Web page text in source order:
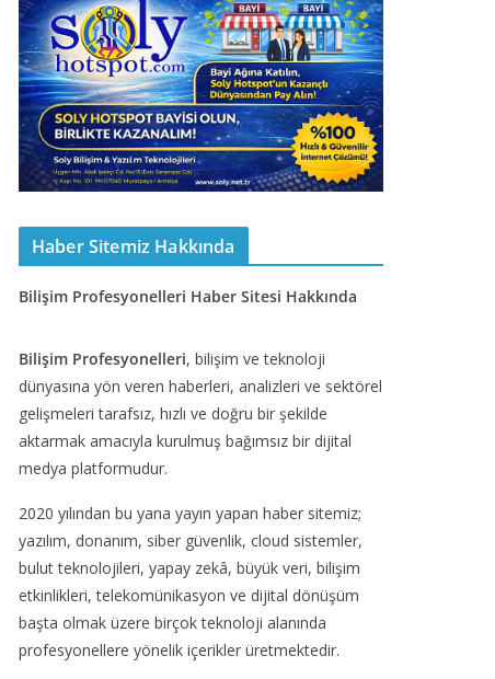
Haber Sitemiz Hakkında
Bilişim Profesyonelleri Haber Sitesi Hakkında
Bilişim Profesyonelleri, bilişim ve teknoloji
dünyasına yön veren haberleri, analizleri ve sektörel
gelişmeleri tarafsız, hızlı ve doğru bir şekilde
aktarmak amacıyla kurulmuş bağımsız bir dijital
medya platformudur.
2020 yılından bu yana yayın yapan haber sitemiz;
yazılım, donanım, siber güvenlik, cloud sistemler,
bulut teknolojileri, yapay zekâ, büyük veri, bilişim
etkinlikleri, telekomünikasyon ve dijital dönüşüm
başta olmak üzere birçok teknoloji alanında
profesyonellere yönelik içerikler üretmektedir.